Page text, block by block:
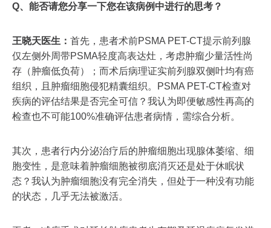
Q、能否请您分享一下您在该病例中进行的思考？
王晓天医生： 首先，患者术前PSMA PET-CT提示前列腺
仅左侧外周带PSMA轻度高表达灶，考虑肿瘤少量活性尚
存（肿瘤低负荷）；而术后病理证实前列腺双侧叶均有癌
组织，且肿瘤细胞侵犯精囊组织。PSMA PET-CT检查对
疾病的评估结果是否完全可信？我认为即便敏感性再高的
检查也不可能100%准确评估患者病情，需综合分析。
其次，患者行内分泌治疗后的肿瘤细胞出现腺体萎缩、细
胞变性，是意味着肿瘤细胞被彻底消灭还是处于休眠状
态？我认为肿瘤细胞没有完全消失，但处于一种没有功能
的状态，几乎无法被激活。